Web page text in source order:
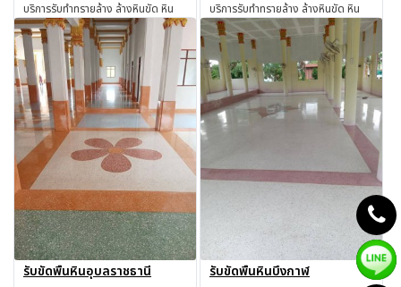
บริการรับทำทรายล้าง ล้างหินขัด หิน
ล้าง ทรายล้าง ทำทรายล้าง ช่างทราย
ล้าง ช่างหินขัด รับทำหินขัด รับทำหิน
อ่อน รับเหมาทำทรายล้าง โดยช่างผู้มี
ประสบการณ์มากกว่า 30 ปี ระนอง
สอบถาม
บริการรับทำทรายล้าง ล้างหินขัด หิน
ล้าง ทรายล้าง ทำทรายล้าง ช่างทราย
ล้าง ช่างหินขัด รับทำหินขัด รับทำหิน
อ่อน รับเหมาทำทรายล้าง โดยช่างผู้มี
ประสบการณ์มากกว่า 30 ปี ตรัง
สอบถาม
รับขัดพื้นหินอุบลราชธานี รับขัดพื้นหินบึงกาฬ